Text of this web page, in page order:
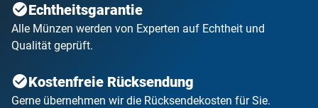
Echtheitsgarantie
Alle Münzen werden von Experten auf Echtheit und
Qualität geprüft.
Kostenfreie Rücksendung
Gerne übernehmen wir die Rücksendekosten für Sie.